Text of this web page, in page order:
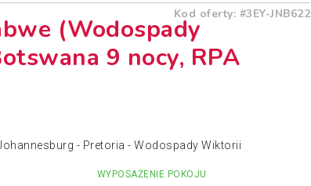
Kod oferty: #3EY-JNB622
(Wodospady
9 nocy, RPA
- Pretoria - Wodospady Wiktorii
WYPOSAŻENIE POKOJU